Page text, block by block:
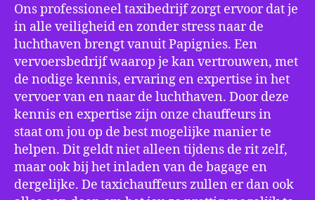
Ons professioneel taxibedrijf zorgt ervoor dat je
in alle veiligheid en zonder stress naar de
luchthaven brengt vanuit Papignies. Een
vervoersbedrijf waarop je kan vertrouwen, met
de nodige kennis, ervaring en expertise in het
vervoer van en naar de luchthaven. Door deze
kennis en expertise zijn onze chauffeurs in
staat om jou op de best mogelijke manier te
helpen. Dit geldt niet alleen tijdens de rit zelf,
maar ook bij het inladen van de bagage en
dergelijke. De taxichauffeurs zullen er dan ook